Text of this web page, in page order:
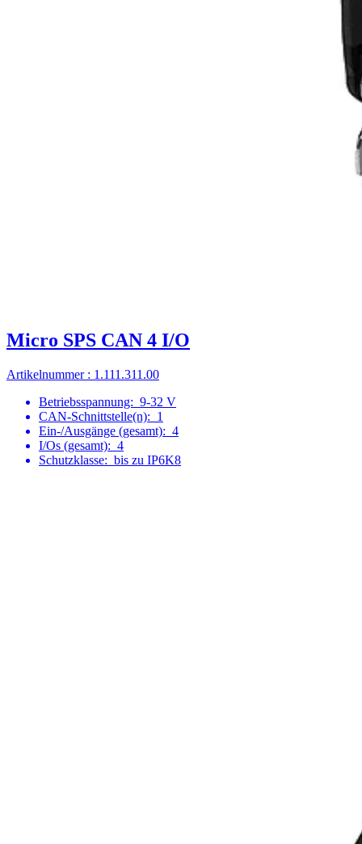
Micro SPS CAN 4 I/O
Artikelnummer : 1.111.311.00
Betriebsspannung: 9-32 V
CAN-Schnittstelle(n): 1
Ein-/Ausgänge (gesamt): 4
I/Os (gesamt): 4
Schutzklasse: bis zu IP6K8